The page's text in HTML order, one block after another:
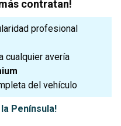
contratan!
profesional
cualquier avería
del vehículo
Península!